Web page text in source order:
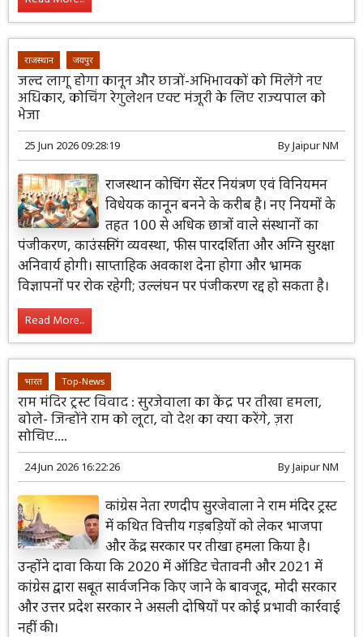
राजस्थान जयपुर
जल्द लागू होगा कानून और छात्रों-अभिभावकों को मिलेंगे नए
अधिकार, कोचिंग रेगुलेशन एक्ट मंजूरी के लिए राज्यपाल को
भेजा
25 Jun 2026 09:28:19 ByJaipur NM
राजस्थान कोचिंग सेंटर नियंत्रण एवं विनियमन
विधेयक कानून बनने के करीब है। नए नियमों के
तहत 100 से अधिक छात्रों वाले संस्थानों का
पंजीकरण, काउंसलिंग व्यवस्था, फीस पारदर्शिता और अग्नि सुरक्षा
अनिवार्य होगी। साप्ताहिक अवकाश देना होगा और भ्रामक
विज्ञापनों पर रोक रहेगी; उल्लंघन पर पंजीकरण रद्द हो सकता है।
Read More...
भारत Top-News
राम मंदिर ट्रस्ट विवाद : सुरजेवाला का केंद्र पर तीखा हमला,
बोले- जिन्होंने राम को लूटा, वो देश का क्या करेंगे, ज़रा
सोचिए....
24 Jun 2026 16:22:26 ByJaipur NM
कांग्रेस नेता रणदीप सुरजेवाला ने राम मंदिर ट्रस्ट
में कथित वित्तीय गड़बड़ियों को लेकर भाजपा
और केंद्र सरकार पर तीखा हमला किया है।
उन्होंने दावा किया कि 2020 में ऑडिट चेतावनी और 2021 में
कांग्रेस द्वारा सबूत सार्वजनिक किए जाने के बावजूद, मोदी सरकार
और उत्तर प्रदेश सरकार ने असली दोषियों पर कोई प्रभावी कार्रवाई
नहीं की।